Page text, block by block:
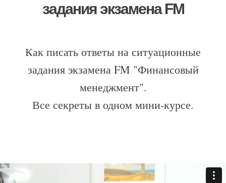
задания экзамена FM
Как писать ответы на ситуационные
задания экзамена FM "Финансовый
менеджмент".
Все секреты в одном мини-курсе.